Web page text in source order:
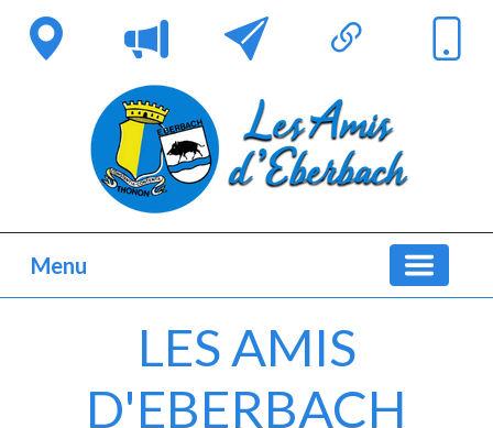
Menu
LES AMIS
D'EBERBACH